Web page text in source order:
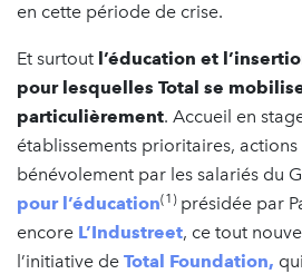
en cette période de crise.
Et surtout l’éducation et
pour lesquelles Total se
particulièrement. Accueil en
établissements prioritaires,
bénévolement par les salariés du
pour l’éducation(1) présidée par
encore L’Industreet, ce tout
l’initiative de Total Foundation,